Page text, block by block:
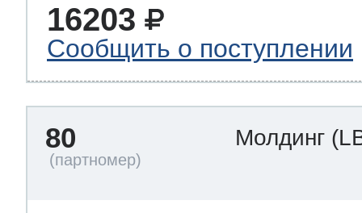
16203
Сообщить о поступлении
80 Молдинг